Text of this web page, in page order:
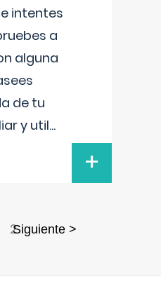
intentes
a
alguna
de tu
y util...
+
2Siguiente >